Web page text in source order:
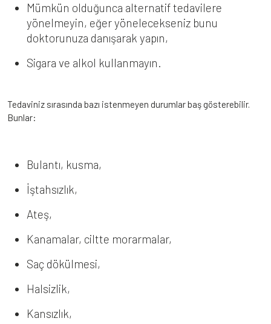
Mümkün olduğunca alternatif tedavilere
yönelmeyin, eğer yönelecekseniz bunu
doktorunuza danışarak yapın,
Sigara ve alkol kullanmayın.
Tedaviniz sırasında bazı istenmeyen durumlar baş gösterebilir.
Bunlar:
Bulantı, kusma,
İştahsızlık,
Ateş,
Kanamalar, ciltte morarmalar,
Saç dökülmesi,
Halsizlik,
Kansızlık,